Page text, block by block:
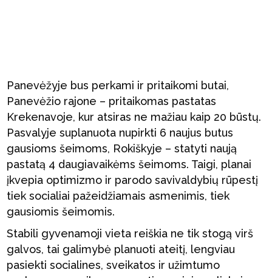
Panevėžyje bus perkami ir pritaikomi butai,
Panevėžio rajone – pritaikomas pastatas
Krekenavoje, kur atsiras ne mažiau kaip 20 būstų.
Pasvalyje suplanuota nupirkti 6 naujus butus
gausioms šeimoms, Rokiškyje – statyti naują
pastatą 4 daugiavaikėms šeimoms. Taigi, planai
įkvepia optimizmo ir parodo savivaldybių rūpestį
tiek socialiai pažeidžiamais asmenimis, tiek
gausiomis šeimomis.
Stabili gyvenamoji vieta reiškia ne tik stogą virš
galvos, tai galimybė planuoti ateitį, lengviau
pasiekti socialines, sveikatos ir užimtumo